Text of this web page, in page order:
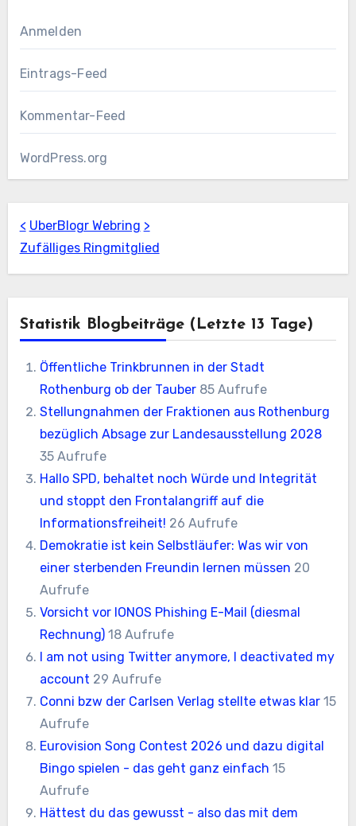
Anmelden
Eintrags-Feed
Kommentar-Feed
WordPress.org
< UberBlogr Webring >
Zufälliges Ringmitglied
Statistik Blogbeiträge (letzte 13 Tage)
Öffentliche Trinkbrunnen in der Stadt
Rothenburg ob der Tauber 85 Aufrufe
Stellungnahmen der Fraktionen aus Rothenburg
bezüglich Absage zur Landesausstellung 2028
35 Aufrufe
Hallo SPD, behaltet noch Würde und Integrität
und stoppt den Frontalangriff auf die
Informationsfreiheit! 26 Aufrufe
Demokratie ist kein Selbstläufer: Was wir von
einer sterbenden Freundin lernen müssen 20
Aufrufe
Vorsicht vor IONOS Phishing E-Mail (diesmal
Rechnung) 18 Aufrufe
I am not using Twitter anymore, I deactivated my
account 29 Aufrufe
Conni bzw der Carlsen Verlag stellte etwas klar 15
Aufrufe
Eurovision Song Contest 2026 und dazu digital
Bingo spielen - das geht ganz einfach 15
Aufrufe
Hättest du das gewusst - also das mit dem